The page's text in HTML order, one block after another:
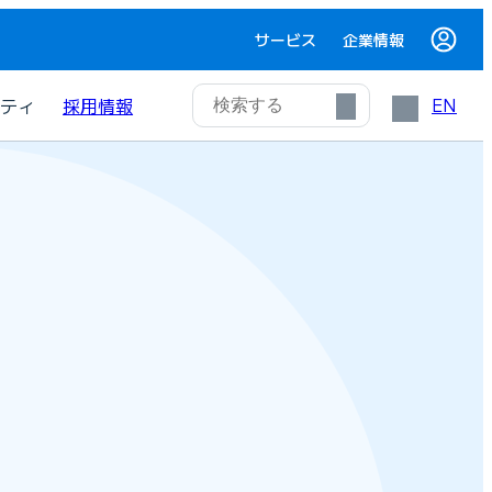
サービス 企業情報
ィ 採用情報 EN